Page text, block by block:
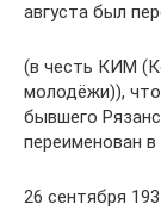
августа был
(в честь КИМ
молодёжи)),
бывшего
переименован
26 сентября